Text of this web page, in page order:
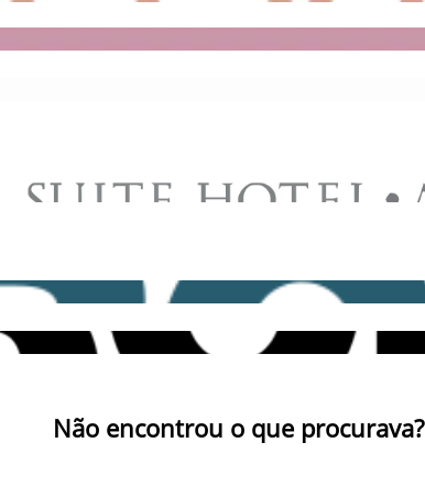
Não encontrou o que procurava?